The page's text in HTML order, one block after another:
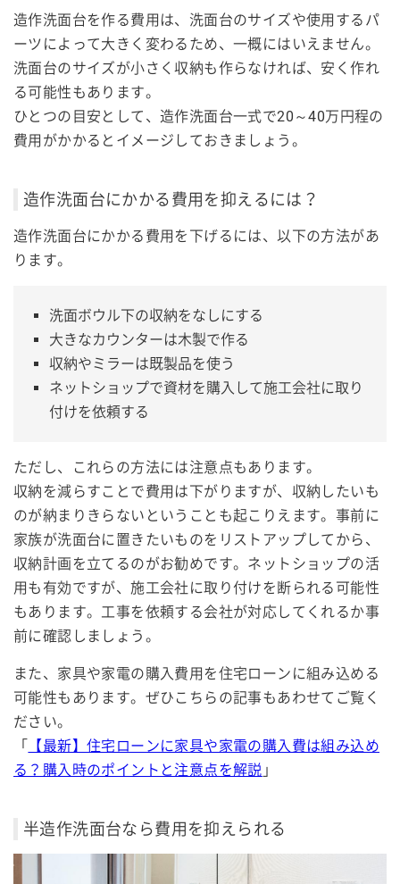
造作洗面台を作る費用は、洗面台のサイズや使用するパ
ーツによって大きく変わるため、一概にはいえません。
洗面台のサイズが小さく収納も作らなければ、安く作れ
る可能性もあります。
ひとつの目安として、造作洗面台一式で20～40万円程の
費用がかかるとイメージしておきましょう。
造作洗面台にかかる費用を抑えるには？
造作洗面台にかかる費用を下げるには、以下の方法があ
ります。
洗面ボウル下の収納をなしにする
大きなカウンターは木製で作る
収納やミラーは既製品を使う
ネットショップで資材を購入して施工会社に取り
付けを依頼する
ただし、これらの方法には注意点もあります。
収納を減らすことで費用は下がりますが、収納したいも
のが納まりきらないということも起こりえます。事前に
家族が洗面台に置きたいものをリストアップしてから、
収納計画を立てるのがお勧めです。ネットショップの活
用も有効ですが、施工会社に取り付けを断られる可能性
もあります。工事を依頼する会社が対応してくれるか事
前に確認しましょう。
また、家具や家電の購入費用を住宅ローンに組み込める
可能性もあります。ぜひこちらの記事もあわせてご覧く
ださい。
「
【最新】住宅ローンに家具や家電の購入費は組み込め
る？購入時のポイントと注意点を解説 」
半造作洗面台なら費用を抑えられる